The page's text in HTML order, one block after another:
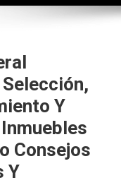
Y
Consejos
Y